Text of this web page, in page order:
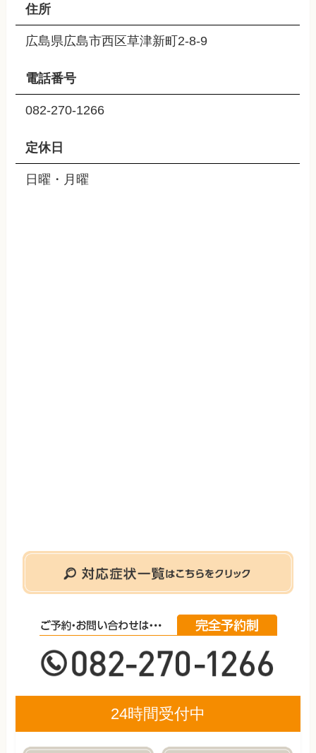
住所
広島県広島市西区草津新町2-8-9
電話番号
082-270-1266
定休日
日曜・月曜
24時間受付中